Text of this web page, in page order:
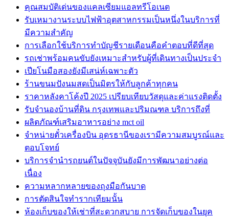
คุณสมบัติเด่นของแคลเซียมแอลทรีโอเนต
รับเหมางานระบบไฟฟ้าอุตสาหกรรมเป็นหนึ่งในบริการที่
มีความสำคัญ
การเลือกใช้บริการทำบัญชีรายเดือนคือคำตอบที่ดีที่สุด
รถเช่าพร้อมคนขับยังเหมาะสำหรับผู้ที่เดินทางเป็นประจำ
เปียโนมือสองยังมีเสน่ห์เฉพาะตัว
ร้านขนมปังนมสดเป็นมิตรให้กับลูกค้าทุกคน
ราคาหลังคาโค้งปี 2025 เปรียบเทียบวัสดุและค่าแรงติดตั้ง
รับจำนองบ้านที่ดิน กรุงเทพและปริมณฑล บริการถึงที่
ผลิตภัณฑ์เสริมอาหารอย่าง mct oil
จำหน่ายตั๋วเครื่องบิน อุดรธานีของเรามีความสมบูรณ์และ
ตอบโจทย์
บริการจำนำรถยนต์ในปัจจุบันยังมีการพัฒนาอย่างต่อ
เนื่อง
ความหลากหลายของถุงมือกันบาด
การตัดสินใจทำรากเทียมนั้น
ห้องเก็บของให้เช่าที่สะดวกสบาย การจัดเก็บของในยุค